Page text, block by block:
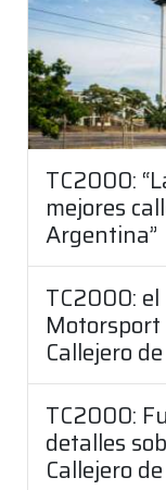
TC2000:
mejores
Argentina”
TC2000:
Callejero
TC2000:
detalles
Callejero